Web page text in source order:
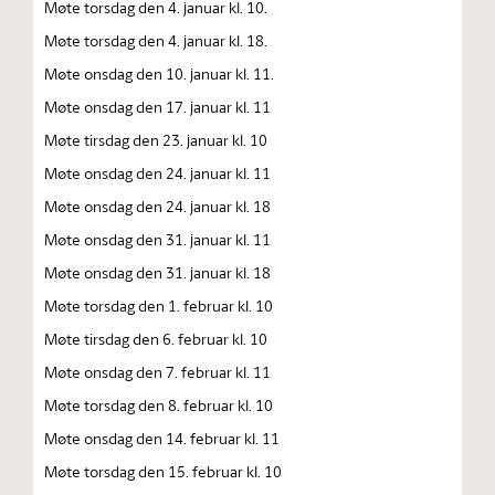
Møte torsdag den 4. januar kl. 10.
Møte torsdag den 4. januar kl. 18.
Møte onsdag den 10. januar kl. 11.
Møte onsdag den 17. januar kl. 11
Møte tirsdag den 23. januar kl. 10
Møte onsdag den 24. januar kl. 11
Møte onsdag den 24. januar kl. 18
Møte onsdag den 31. januar kl. 11
Møte onsdag den 31. januar kl. 18
Møte torsdag den 1. februar kl. 10
Møte tirsdag den 6. februar kl. 10
Møte onsdag den 7. februar kl. 11
Møte torsdag den 8. februar kl. 10
Møte onsdag den 14. februar kl. 11
Møte torsdag den 15. februar kl. 10